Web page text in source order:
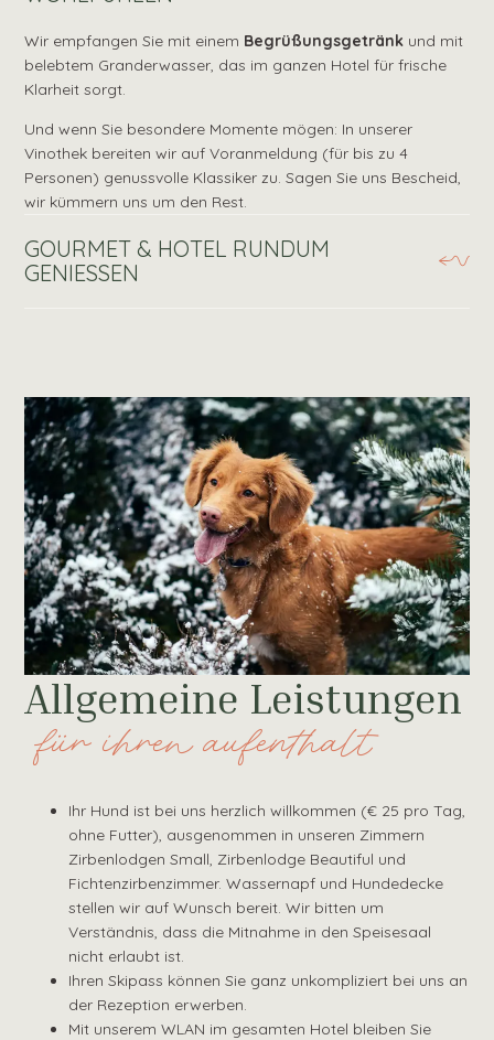
Wir empfangen Sie mit einem Begrüßungsgetränk und mit
belebtem Granderwasser, das im ganzen Hotel für frische
Klarheit sorgt.
Und wenn Sie besondere Momente mögen: In unserer
Vinothek bereiten wir auf Voranmeldung (für bis zu 4
Personen) genussvolle Klassiker zu. Sagen Sie uns Bescheid,
wir kümmern uns um den Rest.
GOURMET & HOTEL RUNDUM
GENIESSEN
Allgemeine Leistungen
für ihren aufenthalt
Ihr Hund ist bei uns herzlich willkommen (€ 25 pro Tag,
ohne Futter), ausgenommen in unseren Zimmern
Zirbenlodgen Small, Zirbenlodge Beautiful und
Fichtenzirbenzimmer. Wassernapf und Hundedecke
stellen wir auf Wunsch bereit. Wir bitten um
Verständnis, dass die Mitnahme in den Speisesaal
nicht erlaubt ist.
Ihren Skipass können Sie ganz unkompliziert bei uns an
der Rezeption erwerben.
Mit unserem WLAN im gesamten Hotel bleiben Sie